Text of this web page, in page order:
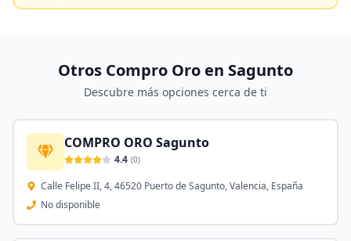
Otros Compro Oro en Sagunto
Descubre más opciones cerca de ti
COMPRO ORO Sagunto
4.4 (0)
Calle Felipe II, 4, 46520 Puerto de Sagunto, Valencia, España
No disponible